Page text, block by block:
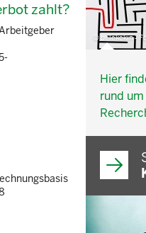
zahlt?
© belekekin -
Hier
rund